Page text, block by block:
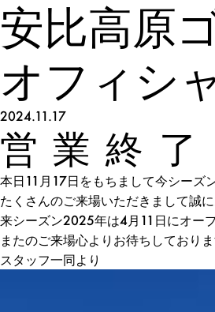
安比高原
オフィシ
2024.11.17
営業終
本日11月17日をもちまして今シーズ
たくさんのご来場いただきまして誠
来シーズン2025年は4月11日にオー
またのご来場心よりお待ちしておりま
スタッフ一同より